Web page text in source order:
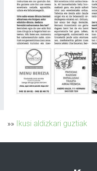
»» Ikusi aldizkari guztiak